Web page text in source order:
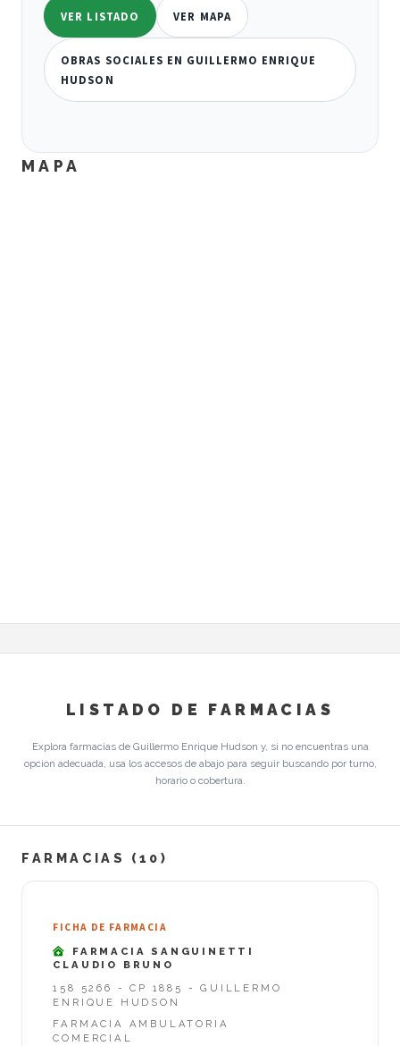
VER LISTADO VER MAPA
OBRAS SOCIALES EN GUILLERMO ENRIQUE
HUDSON
MAPA
LISTADO DE FARMACIAS
Explora farmacias de Guillermo Enrique Hudson y, si no encuentras una
opcion adecuada, usa los accesos de abajo para seguir buscando por turno,
horario o cobertura.
FARMACIAS (10)
FICHA DE FARMACIA
FARMACIA SANGUINETTI
CLAUDIO BRUNO
158 5266 - CP 1885 - GUILLERMO
ENRIQUE HUDSON
FARMACIA AMBULATORIA
COMERCIAL